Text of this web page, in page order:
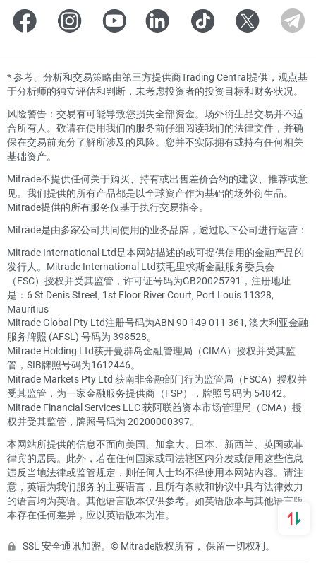
*参考、分析和交易策略由第三方提供商Trading Central提供，观点基
于分析师的独立评估和判断，未考虑投资者的投资目标和财务状况。
风险警告：交易有可能导致您损失全部资金。场外衍生品交易并不适
合所有人。敬请在使用我们的服务前仔细阅读我们的法律文件，并确
保在交易前充分了解所涉及的风险。您并不实际拥有或持有任何相关
基础资产。
Mitrade不提供任何关于购买、持有或出售差价合约的建议、推荐或意
见。我们提供的所有产品都是以全球资产作为基础的场外衍生品。
Mitrade提供的所有服务仅基于执行交易指令。
Mitrade是由多家公司共同使用的业务品牌，透过以下公司进行运营：
Mitrade International Ltd是本网站描述的或可提供使用的金融产品的
发行人。Mitrade International Ltd获毛里求斯金融服务委员会
（FSC）授权并受其监管，许可证号码为GB20025791，注册地址
是：6 St Denis Street, 1st Floor River Court, Port Louis 11328,
Mauritius
Mitrade Global Pty Ltd注册号码为ABN 90 149 011 361, 澳大利亚金融
服务牌照 (AFSL) 号码为 398528。
Mitrade Holding Ltd获开曼群岛金融管理局（CIMA）授权并受其监
管，SIB牌照号码为1612446。
Mitrade Markets Pty Ltd 获南非金融部门行为监管局（FSCA）授权并
受其监管，为一家金融服务提供商（FSP），牌照号码为 54842。
Mitrade Financial Services LLC 获阿联酋资本市场管理局（CMA）授
权并受其监管，牌照号码为 20200000397。
本网站所提供的信息不面向美国、加拿大、日本、新西兰、英国或菲
律宾的居民。此外，若在任何国家或司法辖区内分发或使用这些信息
违反当地法律或监管规定，则任何人士均不得使用本网站内容。请注
意，英语为我们服务的主要语言，且所有条款和协议中具有法律效力
的语言均为英语。其他语言版本仅供参考。如英语版本与其他语言版
本存在任何差异，应以英语版本为准。
SSL 安全通讯加密。© Mitrade版权所有， 保留一切权利。